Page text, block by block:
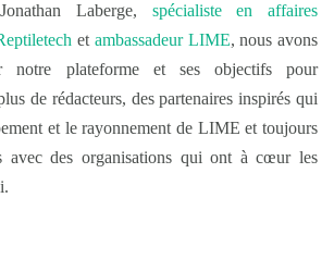
Laberge, spécialiste en affaires
et ambassadeur LIME, nous avons
notre plateforme et ses objectifs pour
de rédacteurs, des partenaires inspirés qui
et le rayonnement de LIME et toujours
avec des organisations qui ont à cœur les